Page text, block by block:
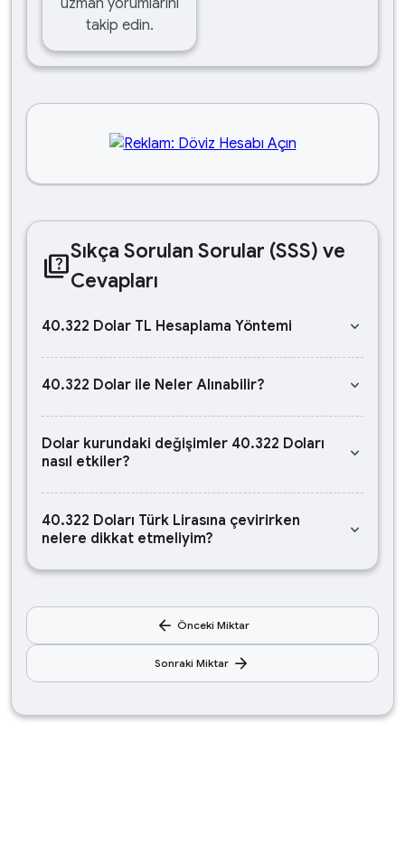
uzman yorumlarını
takip edin.
quizSıkça Sorulan Sorular (SSS) ve
Cevapları
40.322 Dolar TL Hesaplama Yöntemi keyboard_arrow_down
40.322 Dolar ile Neler Alınabilir? keyboard_arrow_down
Dolar kurundaki değişimler 40.322 Doları
nasıl etkiler?
keyboard_arrow_down
40.322 Doları Türk Lirasına çevirirken
nelere dikkat etmeliyim?
keyboard_arrow_down
arrow_back Önceki Miktar
Sonraki Miktar arrow_forward